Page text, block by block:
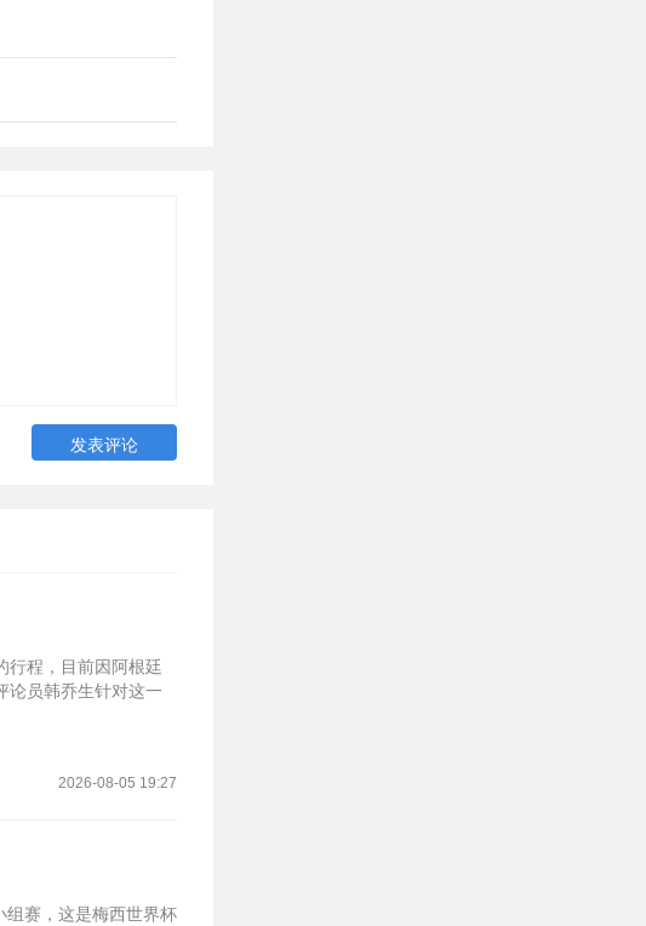
行程，目前因阿根廷
论员韩乔生针对这一
2026-08-05 19:27
组赛，这是梅西世界杯